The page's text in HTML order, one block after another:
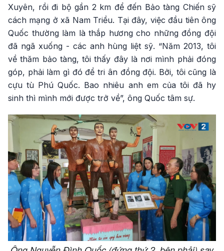
Xuyên, rồi đi bộ gần 2 km để đến Bảo tàng Chiến sỹ
cách mạng ở xã Nam Triều. Tại đây, việc đầu tiên ông
Quốc thường làm là thắp hương cho những đồng đội
đã ngã xuống - các anh hùng liệt sỹ. “Năm 2013, tôi
về thăm bảo tàng, tôi thấy đây là nơi mình phải đóng
góp, phải làm gì đó để tri ân đồng đội. Bởi, tôi cũng là
cựu tù Phú Quốc. Bao nhiêu anh em của tôi đã hy
sinh thì mình mới được trở về”, ông Quốc tâm sự.